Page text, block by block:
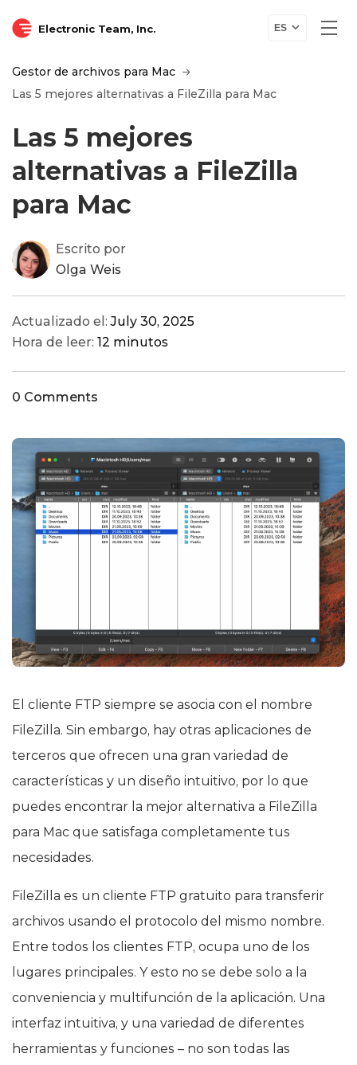
Electronic Team, Inc. ES
Gestor de archivos para Mac
Las 5 mejores alternativas a FileZilla para Mac
Las 5 mejores
alternativas a FileZilla
para Mac
Escrito por
Olga Weis
Actualizado el:July 30, 2025
Hora de leer: 12 minutos
0 Comments
El cliente FTP siempre se asocia con el nombre
FileZilla. Sin embargo, hay otras aplicaciones de
terceros que ofrecen una gran variedad de
características y un diseño intuitivo, por lo que
puedes encontrar la mejor alternativa a FileZilla
para Mac que satisfaga completamente tus
necesidades.
FileZilla es un cliente FTP gratuito para transferir
archivos usando el protocolo del mismo nombre.
Entre todos los clientes FTP, ocupa uno de los
lugares principales. Y esto no se debe solo a la
conveniencia y multifunción de la aplicación. Una
interfaz intuitiva, y una variedad de diferentes
herramientas y funciones – no son todas las